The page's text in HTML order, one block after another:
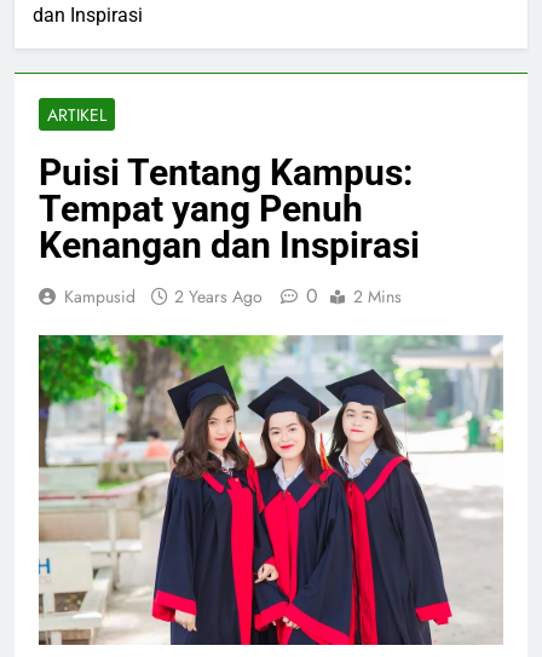
dan Inspirasi
ARTIKEL
Puisi Tentang Kampus:
Tempat yang Penuh
Kenangan dan Inspirasi
Kampusid 2 Years Ago 0 2 Mins